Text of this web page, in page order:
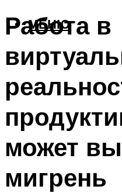
МЕНЮ
Работа в
может
мигрень